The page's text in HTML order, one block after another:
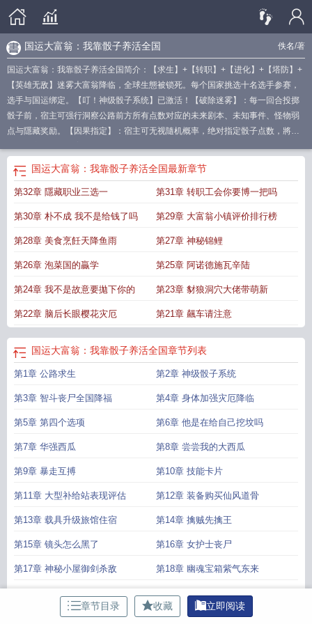
佚名/著
国运大富翁：我靠骰子养活全国
国运大富翁：我靠骰子养活全国简介：【求生】+【转职】+【进化】+【塔防】+
【英雄无敌】迷雾大富翁降临，全球生態被锁死。每个国家挑选十名选手参赛，
选手与国运绑定。【叮！神级骰子系统】已激活！【破除迷雾】：每一回合投掷
骰子前，宿主可强行洞察公路前方所有点数对应的未来剧本、未知事件、怪物弱
点与隱藏奖励。【因果指定】：宿主可无视隨机概率，绝对指定骰子点数，將隨
国运大佬
国运大富翁：我靠骰子养活全国最新章节
第32章 隱藏职业三选一 第31章 转职工会你要博一把吗
第30章 朴不成 我不是给钱了吗 第29章 大富翁小镇评价排行榜
第28章 美食烹飪天降鱼雨 第27章 神秘锦鲤
第26章 泡菜国的贏学 第25章 阿诺德施瓦辛陆
第24章 我不是故意要拋下你的 第23章 豺狼洞穴大佬带萌新
第22章 脑后长眼樱花灾厄 第21章 飆车请注意
国运大富翁：我靠骰子养活全国章节列表
第1章 公路求生 第2章 神级骰子系统
第3章 智斗丧尸全国降福 第4章 身体加强灾厄降临
第5章 第四个选项 第6章 他是在给自己挖坟吗
第7章 华强西瓜 第8章 尝尝我的大西瓜
第9章 暴走互搏 第10章 技能卡片
第11章 大型补给站表现评估 第12章 装备购买仙风道骨
第13章 载具升级旅馆住宿 第14章 擒贼先擒王
第15章 镜头怎么黑了 第16章 女护士丧尸
第17章 神秘小屋御剑杀敌 第18章 幽魂宝箱紫气东来
第20章 合作组队
第21章 飆车请注意 第22章 脑后长眼樱花灾厄
章节目录 收藏 立即阅读